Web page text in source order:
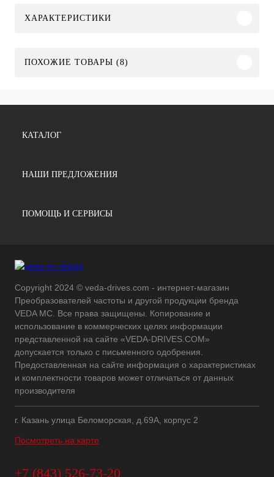
ХАРАКТЕРИСТИКИ
ПОХОЖИЕ ТОВАРЫ (8)
КАТАЛОГ
НАШИ ПРЕДЛОЖЕНИЯ
ПОМОЩЬ И СЕРВИСЫ
Copyright 2024 © veda-drives.com - интернет-магазин
Преобразователей частоты и другой продукции бренда
VEDA MC. Все права защищены. Копирование и
использование в коммерческих целях информации
представленной на сайте «VEDA-DRIVES.COM»
допускается только с письменного одобрения.
Предоставленная на сайте информация о характеристиках
и комплектности товаров может отличаться от данных
производителя
г. Казань улица Беломорская, д.69А, корпус 2
Посмотреть на карте
+7 (843) 526-73-20